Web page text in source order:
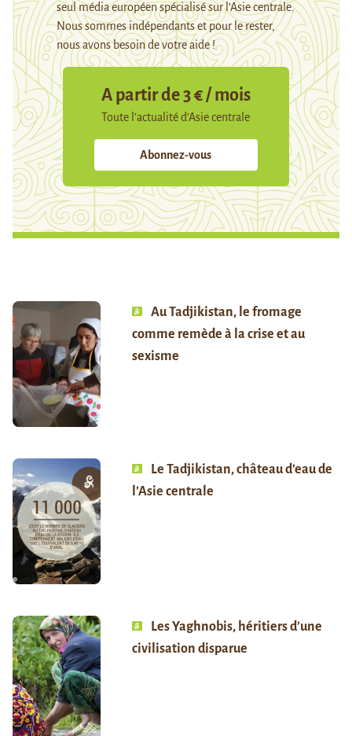
seul média européen spécialisé sur l’Asie centrale.
Nous sommes indépendants et pour le rester,
nous avons besoin de votre aide !
A partir de 3 € / mois
Toute l’actualité d’Asie centrale
Abonnez-vous
Au Tadjikistan, le fromage
comme remède à la crise et au
sexisme
Le Tadjikistan, château d’eau de
l’Asie centrale
Les Yaghnobis, héritiers d’une
civilisation disparue